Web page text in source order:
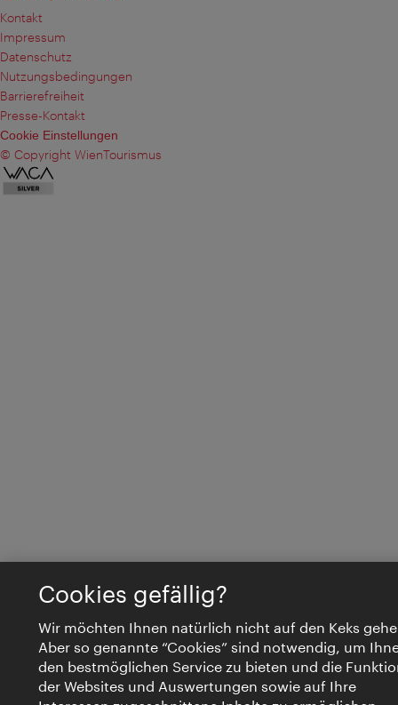
Kontakt
Impressum
Datenschutz
Nutzungsbedingungen
Barrierefreiheit
Presse-Kontakt
Cookie Einstellungen
© Copyright WienTourismus
Cookies gefällig?
Wir möchten Ihnen natürlich nicht auf den Keks
Aber so genannte “Cookies” sind notwendig, um
den bestmöglichen Service zu bieten und die
der Websites und Auswertungen sowie auf Ihre